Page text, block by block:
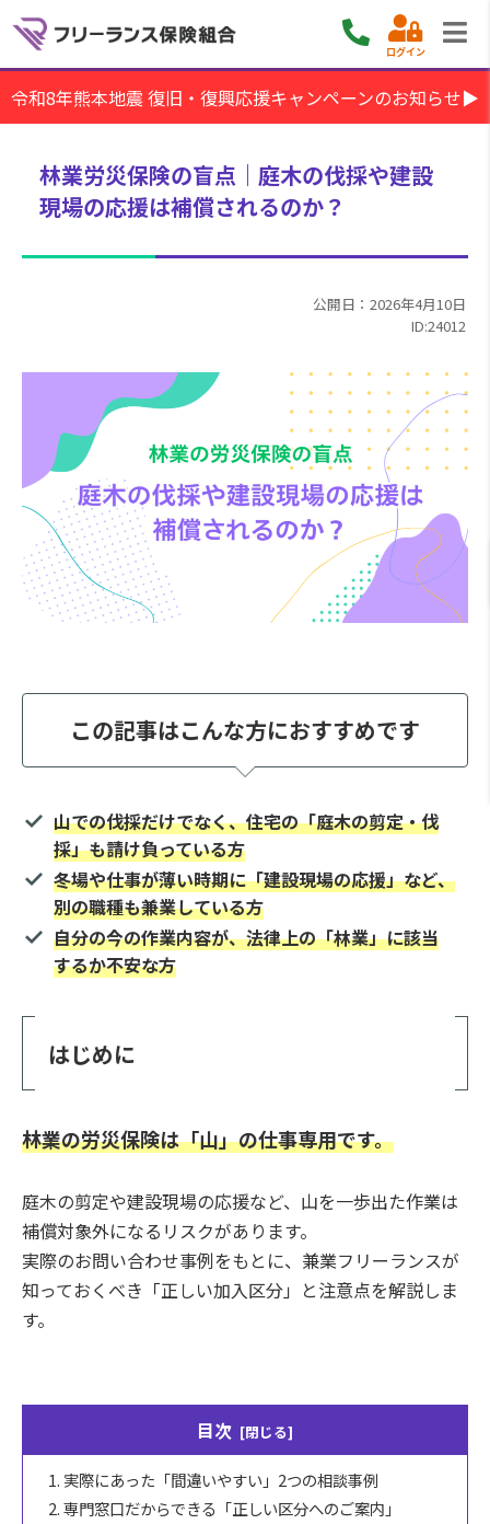
ログイン
令和8年熊本地震 復旧・復興応援キャンペーンのお知らせ▶
林業労災保険の盲点｜庭木の伐採や建設
現場の応援は補償されるのか？
公開日：2026年4月10日
ID:24012
この記事はこんな方におすすめです
山での伐採だけでなく、住宅の「庭木の剪定・伐
採」も請け負っている方
冬場や仕事が薄い時期に「建設現場の応援」など、
別の職種も兼業している方
自分の今の作業内容が、法律上の「林業」に該当
するか不安な方
はじめに
林業の労災保険は「山」の仕事専用です。
庭木の剪定や建設現場の応援など、山を一歩出た作業は
補償対象外になるリスクがあります。
実際のお問い合わせ事例をもとに、兼業フリーランスが
知っておくべき「正しい加入区分」と注意点を解説しま
す。
目次
実際にあった「間違いやすい」2つの相談事例
専門窓口だからできる「正しい区分へのご案内」